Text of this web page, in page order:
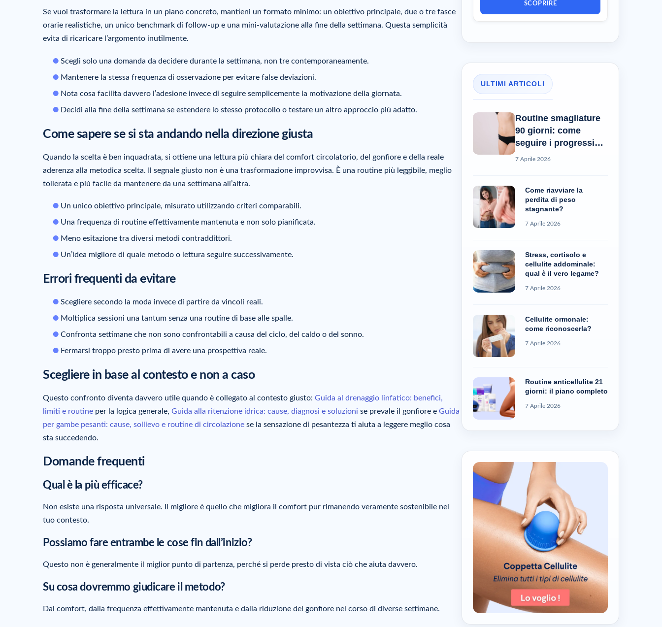
Se vuoi trasformare la lettura in un piano concreto, mantieni un formato minimo: un obiettivo principale, due o tre fasce
orarie realistiche, un unico benchmark di follow-up e una mini-valutazione alla fine della settimana. Questa semplicità
evita di ricaricare l’argomento inutilmente.
Scegli solo una domanda da decidere durante la settimana, non tre contemporaneamente.
Mantenere la stessa frequenza di osservazione per evitare false deviazioni.
Nota cosa facilita davvero l’adesione invece di seguire semplicemente la motivazione della giornata.
Decidi alla fine della settimana se estendere lo stesso protocollo o testare un altro approccio più adatto.
Come sapere se si sta andando nella direzione giusta
Quando la scelta è ben inquadrata, si ottiene una lettura più chiara del comfort circolatorio, del gonfiore e della reale
aderenza alla metodica scelta. Il segnale giusto non è una trasformazione improvvisa. È una routine più leggibile, meglio
tollerata e più facile da mantenere da una settimana all’altra.
Un unico obiettivo principale, misurato utilizzando criteri comparabili.
Una frequenza di routine effettivamente mantenuta e non solo pianificata.
Meno esitazione tra diversi metodi contraddittori.
Un’idea migliore di quale metodo o lettura seguire successivamente.
Errori frequenti da evitare
Scegliere secondo la moda invece di partire da vincoli reali.
Moltiplica sessioni una tantum senza una routine di base alle spalle.
Confronta settimane che non sono confrontabili a causa del ciclo, del caldo o del sonno.
Fermarsi troppo presto prima di avere una prospettiva reale.
Scegliere in base al contesto e non a caso
Questo confronto diventa davvero utile quando è collegato al contesto giusto: Guida al drenaggio linfatico: benefici,
limiti e routine per la logica generale, Guida alla ritenzione idrica: cause, diagnosi e soluzioni se prevale il gonfiore e Guida
per gambe pesanti: cause, sollievo e routine di circolazione se la sensazione di pesantezza ti aiuta a leggere meglio cosa
sta succedendo.
Domande frequenti
Qual è la più efficace?
Non esiste una risposta universale. Il migliore è quello che migliora il comfort pur rimanendo veramente sostenibile nel
tuo contesto.
Possiamo fare entrambe le cose fin dall’inizio?
Questo non è generalmente il miglior punto di partenza, perché si perde presto di vista ciò che aiuta davvero.
Su cosa dovremmo giudicare il metodo?
Dal comfort, dalla frequenza effettivamente mantenuta e dalla riduzione del gonfiore nel corso di diverse settimane.
SCOPRIRE
ULTIMI ARTICOLI
Routine smagliature
90 giorni: come
seguire i progressi
reali?
7 Aprile 2026
Come riavviare la
perdita di peso
stagnante?
7 Aprile 2026
Stress, cortisolo e
cellulite addominale:
qual è il vero legame?
7 Aprile 2026
Cellulite ormonale:
come riconoscerla?
7 Aprile 2026
Routine anticellulite 21
giorni: il piano completo
7 Aprile 2026